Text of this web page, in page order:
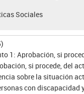
Sociales
1: Aprobación, si
si procede, del
sobre la situación
con discapacidad